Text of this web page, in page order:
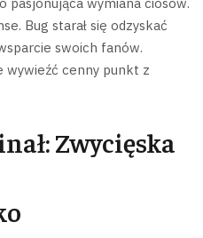
Bug starał się odzyskać
swoich fanów.
wywieźć cenny punkt z
Zwycięska